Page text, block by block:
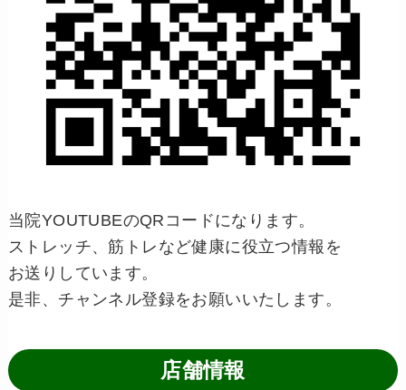
当院YOUTUBEのQRコードになります。
ストレッチ、筋トレなど健康に役立つ情報を
お送りしています。
是非、チャンネル登録をお願いいたします。
店舗情報